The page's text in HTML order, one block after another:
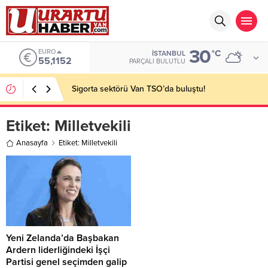
EURO
55,1152
İSTANBUL
PARÇALI BULUTLU 30°C
Sigorta sektörü Van TSO’da buluştu!
Etiket: Milletvekili
Anasayfa Etiket: Milletvekili
Yeni Zelanda’da Başbakan
Ardern liderliğindeki İşçi
Partisi genel seçimden galip